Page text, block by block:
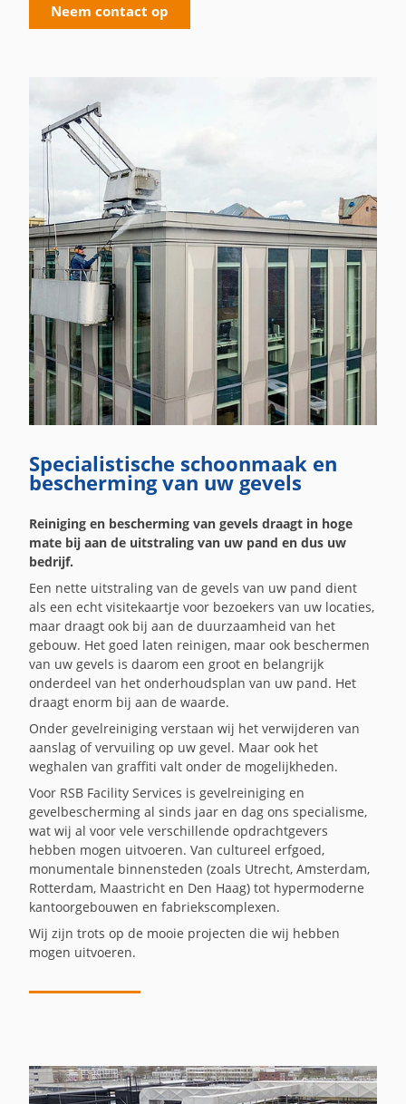
Neem contact op
Specialistische schoonmaak en
bescherming van uw gevels
Reiniging en bescherming van gevels draagt in hoge
mate bij aan de uitstraling van uw pand en dus uw
bedrijf.
Een nette uitstraling van de gevels van uw pand dient
als een echt visitekaartje voor bezoekers van uw locaties,
maar draagt ook bij aan de duurzaamheid van het
gebouw. Het goed laten reinigen, maar ook beschermen
van uw gevels is daarom een groot en belangrijk
onderdeel van het onderhoudsplan van uw pand. Het
draagt enorm bij aan de waarde.
Onder gevelreiniging verstaan wij het verwijderen van
aanslag of vervuiling op uw gevel. Maar ook het
weghalen van graffiti valt onder de mogelijkheden.
Voor RSB Facility Services is gevelreiniging en
gevelbescherming al sinds jaar en dag ons specialisme,
wat wij al voor vele verschillende opdrachtgevers
hebben mogen uitvoeren. Van cultureel erfgoed,
monumentale binnensteden (zoals Utrecht, Amsterdam,
Rotterdam, Maastricht en Den Haag) tot hypermoderne
kantoorgebouwen en fabriekscomplexen.
Wij zijn trots op de mooie projecten die wij hebben
mogen uitvoeren.